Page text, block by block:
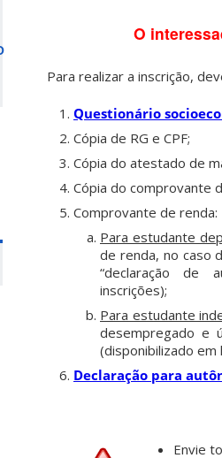
O
Para realizar a inscrição,
Questionário
Cópia de RG e CPF;
Cópia do atestado de
Cópia do comprovante
Comprovante de renda:
Para estudante
de renda, no caso
“declaração de
inscrições);
Para estudante
desempregado e
(disponibilizado
Declaração para
Envie